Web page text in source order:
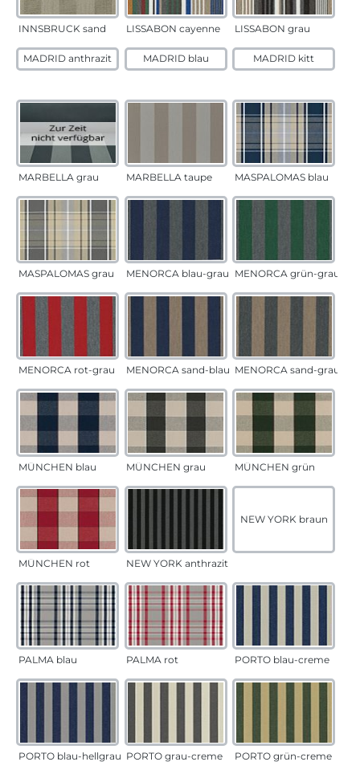
INNSBRUCK sand LISSABON cayenne LISSABON grau
MADRID anthrazit MADRID blau MADRID kitt
MARBELLA grau MARBELLA taupe MASPALOMAS blau
MASPALOMAS grau MENORCA blau-grau MENORCA grün-grau
MENORCA rot-grau MENORCA sand-blau MENORCA sand-grau
MÜNCHEN blau MÜNCHEN grau MÜNCHEN grün
MÜNCHEN rot NEW YORK anthrazit
NEW YORK braun
PALMA blau PALMA rot PORTO blau-creme
PORTO blau-hellgrau PORTO grau-creme PORTO grün-creme